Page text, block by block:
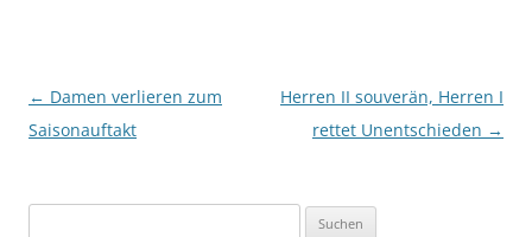
Beitragsnavigation
← Damen verlieren zum
Saisonauftakt
Herren II souverän, Herren I
rettet Unentschieden →